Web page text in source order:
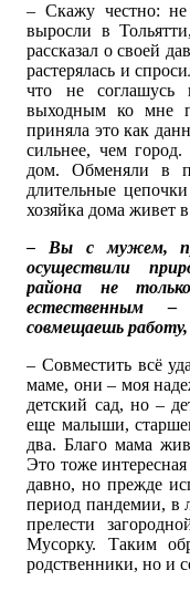
– Скажу честно:
выросли в
рассказал о своей
растерялась и
что не соглашусь
выходным ко мне
приняла это как
сильнее, чем
дом. Обменяли в
длительные
хозяйка дома живет
– Вы с мужем,
осуществили
района не
естественным
совмещаешь
– Совместить всё
маме, они – моя
детский сад, но –
еще малыши,
два. Благо мама
Это тоже
давно, но прежде
период пандемии, в
прелести
Мусорку. Таким
родственники, но и